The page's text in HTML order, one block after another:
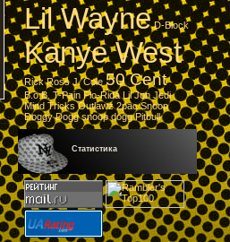
Lil Wayne D-Block
Kanye West
Rick Ross J. Cole 50 Cent
B.o.B. T-Pain Flo-Rida Lil Jon Jedi
Mind Tricks Outlawz 2pac Snoop
Doggy Dogg snoop dogg Pitbull
Статистика